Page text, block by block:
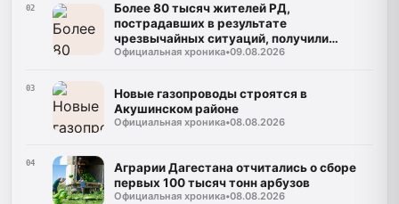
02
Более 80 тысяч жителей РД,
пострадавших в результате
чрезвычайных ситуаций, получили
финансовую поддержку
Официальная хроника•09.08.2026
03
Новые газопроводы строятся в
Акушинском районе
Официальная хроника•08.08.2026
04
Аграрии Дагестана отчитались о сборе
первых 100 тысяч тонн арбузов
Официальная хроника•08.08.2026